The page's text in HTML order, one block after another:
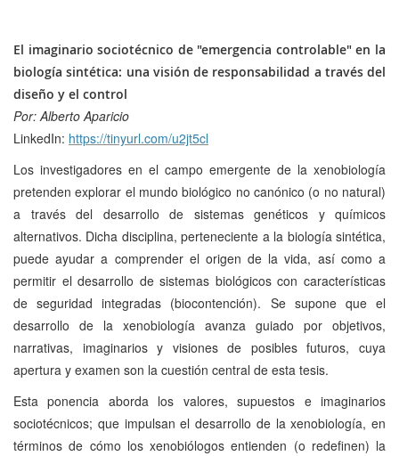
El imaginario sociotécnico de "emergencia controlable" en la
biología sintética: una visión de responsabilidad a través del
diseño y el control
Por: Alberto Aparicio
LinkedIn: https://tinyurl.com/u2jt5cl
Los investigadores en el campo emergente de la xenobiología
pretenden explorar el mundo biológico no canónico (o no natural)
a través del desarrollo de sistemas genéticos y químicos
alternativos. Dicha disciplina, perteneciente a la biología sintética,
puede ayudar a comprender el origen de la vida, así como a
permitir el desarrollo de sistemas biológicos con características
de seguridad integradas (biocontención). Se supone que el
desarrollo de la xenobiología avanza guiado por objetivos,
narrativas, imaginarios y visiones de posibles futuros, cuya
apertura y examen son la cuestión central de esta tesis.
Esta ponencia aborda los valores, supuestos e imaginarios
sociotécnicos; que impulsan el desarrollo de la xenobiología, en
términos de cómo los xenobiólogos entienden (o redefinen) la